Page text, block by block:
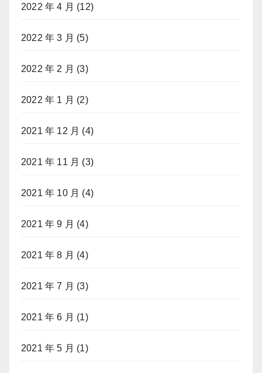
2022 年 4 月 (12)
2022 年 3 月 (5)
2022 年 2 月 (3)
2022 年 1 月 (2)
2021 年 12 月 (4)
2021 年 11 月 (3)
2021 年 10 月 (4)
2021 年 9 月 (4)
2021 年 8 月 (4)
2021 年 7 月 (3)
2021 年 6 月 (1)
2021 年 5 月 (1)